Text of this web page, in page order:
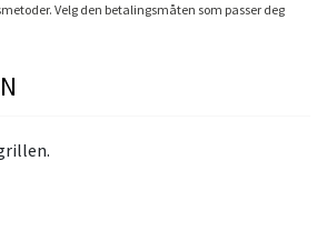
Velg den betalingsmåten som passer deg